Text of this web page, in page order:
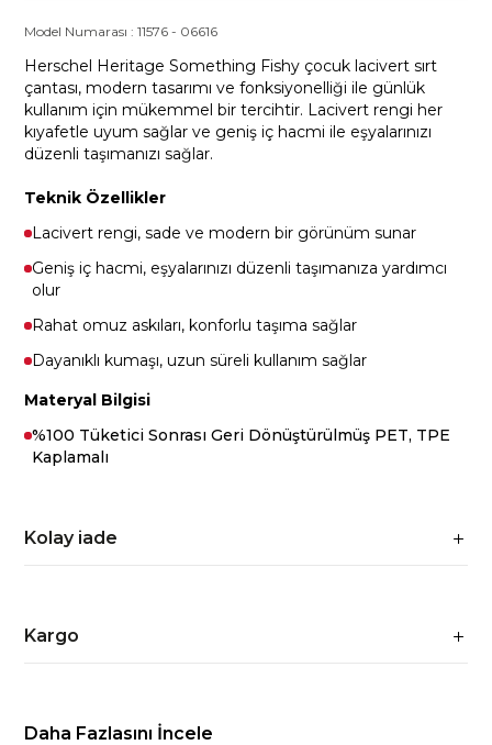
Model Numarası :11576 - 06616
Herschel Heritage Something Fishy çocuk lacivert sırt
çantası, modern tasarımı ve fonksiyonelliği ile günlük
kullanım için mükemmel bir tercihtir. Lacivert rengi her
kıyafetle uyum sağlar ve geniş iç hacmi ile eşyalarınızı
düzenli taşımanızı sağlar.
Teknik Özellikler
Lacivert rengi, sade ve modern bir görünüm sunar
Geniş iç hacmi, eşyalarınızı düzenli taşımanıza yardımcı
olur
Rahat omuz askıları, konforlu taşıma sağlar
Dayanıklı kumaşı, uzun süreli kullanım sağlar
Materyal Bilgisi
%100 Tüketici Sonrası Geri Dönüştürülmüş PET, TPE
Kaplamalı
Kolay iade
Kargo
Daha Fazlasını İncele